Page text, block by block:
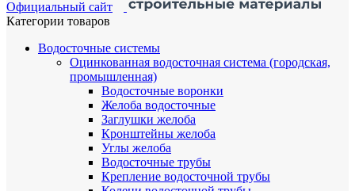
Категории товаров
Водосточные системы
Оцинкованная водосточная система (городская,
промышленная)
Водосточные воронки
Желоба водосточные
Заглушки желоба
Кронштейны желоба
Углы желоба
Водосточные трубы
Крепление водосточной трубы